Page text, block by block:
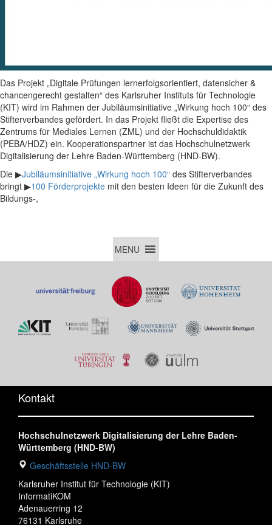
Das Projekt „Digitale Prüfungen lernerfolgsorientiert, datensicher &
chancengerecht gestalten“ des Karlsruher Instituts für Technologie
(KIT) wird im Rahmen der Jubiläumsinitiative „Wirkung hoch 100“ des
Stifterverbandes gefördert. In das Projekt fließt die Expertise des
Zentrums für Mediales Lernen (ZML) und der Hochschuldidaktik
(PEBA/HDZ) ein. Kooperationspartner ist das Hochschulnetzwerk
Digitalisierung der Lehre Baden-Württemberg (HND-BW).
Die ▶Jubiläumsinitiative „Wirkung hoch 100“ des Stifterverbandes
bringt ▶100 Förderprojekte mit den besten Ideen für die Zukunft des
Bildungs-,
MENU
Kontakt
Hochschulnetzwerk Digitalisierung der Lehre Baden-
Württemberg (HND-BW)
Geschäftsstelle HND-BW
Karlsruher Institut für Technologie (KIT)
InformatiKOM
Adenauerring 12
76131 Karlsruhe